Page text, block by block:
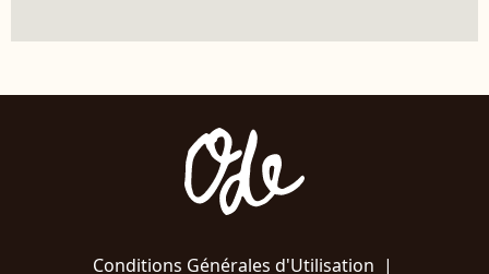
Conditions Générales d'Utilisation |